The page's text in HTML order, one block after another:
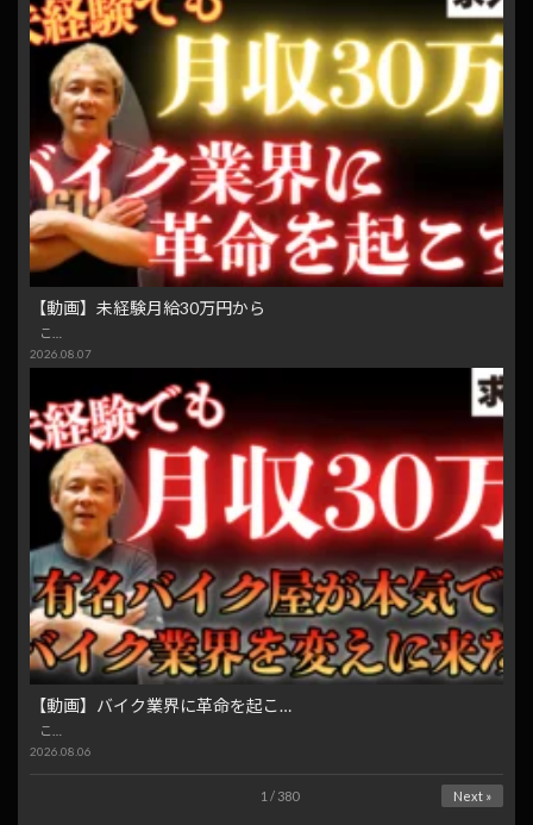
【動画】未経験月給30万円から
こ…
2026.08.07
【動画】バイク業界に革命を起こ…
こ…
2026.08.06
1 / 380 Next »